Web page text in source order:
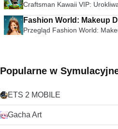
Craftsman Kawaii VIP:
Fashion World: Makeup
Przegląd Fashion World:
Popularne w
ETS 2 MOBILE
Gacha Art